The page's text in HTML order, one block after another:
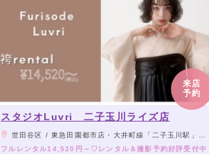
来店
予約
スタジオLuvri 二子玉川ライズ店
世田谷区 / 東急田園都市店・大井町線「二子玉川駅」より徒歩1分🌹
フルレンタル14,520円～♡レンタル＆撮影予約好評受付中